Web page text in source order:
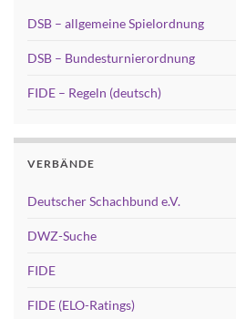
DSB – allgemeine Spielordnung
DSB – Bundesturnierordnung
FIDE – Regeln (deutsch)
VERBÄNDE
Deutscher Schachbund e.V.
DWZ-Suche
FIDE
FIDE (ELO-Ratings)